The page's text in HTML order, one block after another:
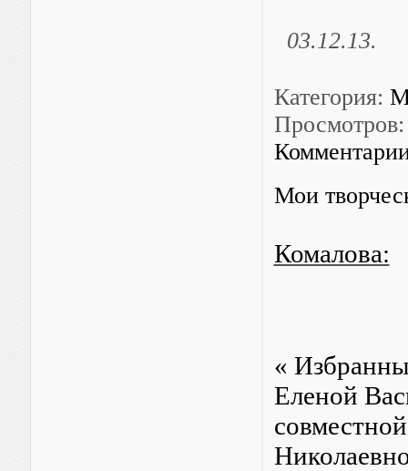
03.12.13.
Категория:
Просмотров:
Мои
Комалова:
«
Еленой